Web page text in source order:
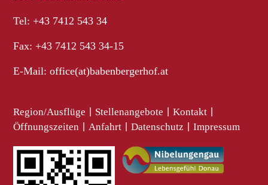
Tel: +43 7412 543 34
Fax: +43 7412 543 34-15
E-Mail:office(at)babenbergerhof.at
Region/Ausflüge Stellenangebote Kontakt
Öffnungszeiten Anfahrt Datenschutz Impressum